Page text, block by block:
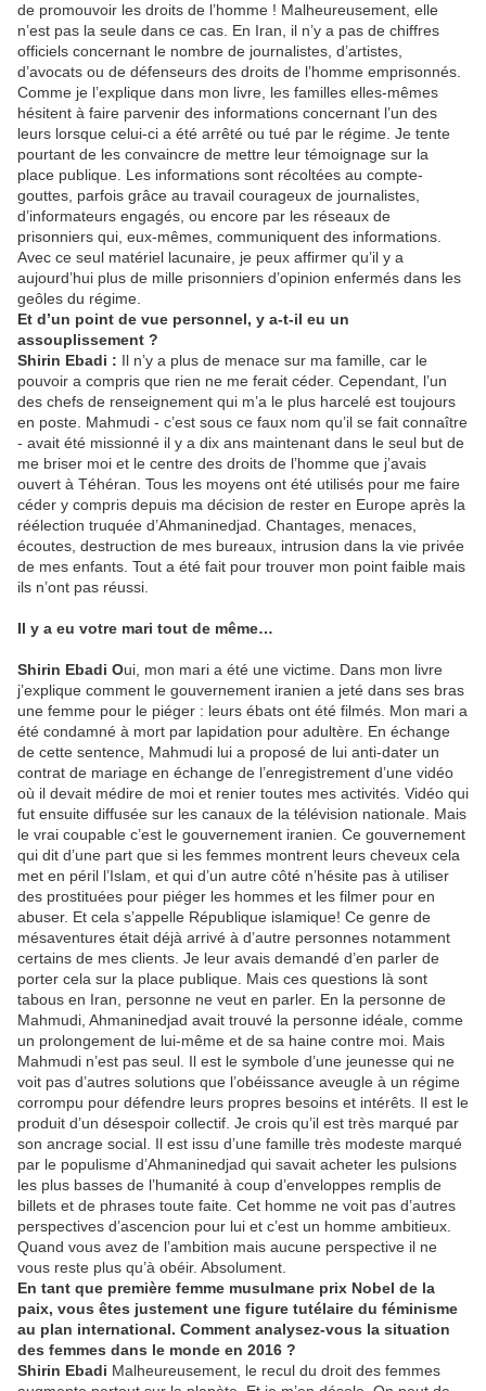
de promouvoir les droits de l’homme ! Malheureusement, elle
n’est pas la seule dans ce cas. En Iran, il n’y a pas de chiffres
officiels concernant le nombre de journalistes, d’artistes,
d’avocats ou de défenseurs des droits de l’homme emprisonnés.
Comme je l’explique dans mon livre, les familles elles-mêmes
hésitent à faire parvenir des informations concernant l’un des
leurs lorsque celui-ci a été arrêté ou tué par le régime. Je tente
pourtant de les convaincre de mettre leur témoignage sur la
place publique. Les informations sont récoltées au compte-
gouttes, parfois grâce au travail courageux de journalistes,
d’informateurs engagés, ou encore par les réseaux de
prisonniers qui, eux-mêmes, communiquent des informations.
Avec ce seul matériel lacunaire, je peux affirmer qu’il y a
aujourd’hui plus de mille prisonniers d’opinion enfermés dans les
geôles du régime.
Et d’un point de vue personnel, y a-t-il eu un
assouplissement ?
Shirin Ebadi : Il n’y a plus de menace sur ma famille, car le
pouvoir a compris que rien ne me ferait céder. Cependant, l’un
des chefs de renseignement qui m’a le plus harcelé est toujours
en poste. Mahmudi - c’est sous ce faux nom qu’il se fait connaître
- avait été missionné il y a dix ans maintenant dans le seul but de
me briser moi et le centre des droits de l’homme que j’avais
ouvert à Téhéran. Tous les moyens ont été utilisés pour me faire
céder y compris depuis ma décision de rester en Europe après la
réélection truquée d’Ahmaninedjad. Chantages, menaces,
écoutes, destruction de mes bureaux, intrusion dans la vie privée
de mes enfants. Tout a été fait pour trouver mon point faible mais
ils n’ont pas réussi.
Il y a eu votre mari tout de même…
Shirin Ebadi Oui, mon mari a été une victime. Dans mon livre
j’explique comment le gouvernement iranien a jeté dans ses bras
une femme pour le piéger : leurs ébats ont été filmés. Mon mari a
été condamné à mort par lapidation pour adultère. En échange
de cette sentence, Mahmudi lui a proposé de lui anti-dater un
contrat de mariage en échange de l’enregistrement d’une vidéo
où il devait médire de moi et renier toutes mes activités. Vidéo qui
fut ensuite diffusée sur les canaux de la télévision nationale. Mais
le vrai coupable c’est le gouvernement iranien. Ce gouvernement
qui dit d’une part que si les femmes montrent leurs cheveux cela
met en péril l’Islam, et qui d’un autre côté n’hésite pas à utiliser
des prostituées pour piéger les hommes et les filmer pour en
abuser. Et cela s’appelle République islamique! Ce genre de
mésaventures était déjà arrivé à d’autre personnes notamment
certains de mes clients. Je leur avais demandé d’en parler de
porter cela sur la place publique. Mais ces questions là sont
tabous en Iran, personne ne veut en parler. En la personne de
Mahmudi, Ahmaninedjad avait trouvé la personne idéale, comme
un prolongement de lui-même et de sa haine contre moi. Mais
Mahmudi n’est pas seul. Il est le symbole d’une jeunesse qui ne
voit pas d’autres solutions que l’obéissance aveugle à un régime
corrompu pour défendre leurs propres besoins et intérêts. Il est le
produit d’un désespoir collectif. Je crois qu’il est très marqué par
son ancrage social. Il est issu d’une famille très modeste marqué
par le populisme d’Ahmaninedjad qui savait acheter les pulsions
les plus basses de l’humanité à coup d’enveloppes remplis de
billets et de phrases toute faite. Cet homme ne voit pas d’autres
perspectives d’ascencion pour lui et c’est un homme ambitieux.
Quand vous avez de l’ambition mais aucune perspective il ne
vous reste plus qu’à obéir. Absolument.
En tant que première femme musulmane prix Nobel de la
paix, vous êtes justement une figure tutélaire du féminisme
au plan international. Comment analysez-vous la situation
des femmes dans le monde en 2016 ?
Shirin Ebadi Malheureusement, le recul du droit des femmes